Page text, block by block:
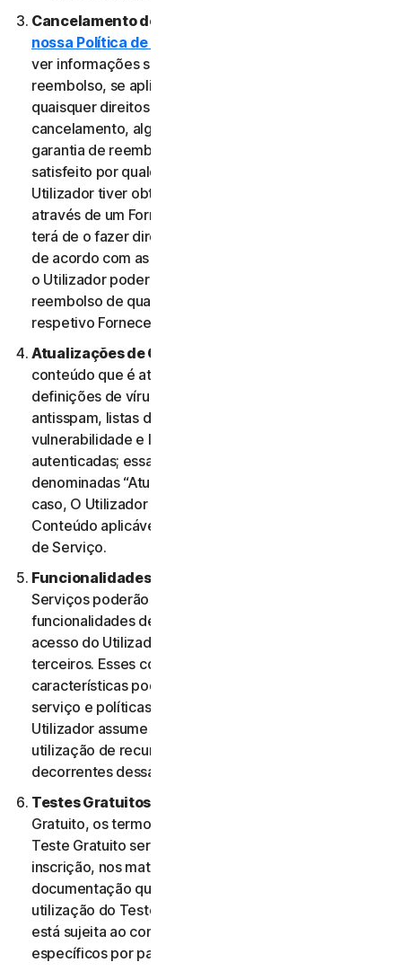
Cancelamento do Serviço.
nossa Política de Cancelamento e Reembolso
ver informações sobre o cancelamento e obter um
reembolso, se aplicável. Independentemente de
quaisquer direitos legais, como direitos de
cancelamento, alguns Serviços podem incluir uma
garantia de reembolso, caso o Utilizador não esteja
satisfeito por qualquer motivo. No entanto, se o
Utilizador tiver obtido o direito a utilizar o Serviço
através de um Fornecedor e pretender cancelá-lo,
terá de o fazer diretamente junto desse Fornecedor,
de acordo com as instruções do mesmo. Nesse caso,
o Utilizador poderá não ter direito a qualquer
reembolso de qualquer pagamento efetuado ao
respetivo Fornecedor.
Atualizações de Conteúdo.
conteúdo que é atualizado periodicamente, como
definições de vírus, definições de spyware, regras
antisspam, listas de URL, regras de firewall, dados de
vulnerabilidade e listas atualizadas de páginas Web
autenticadas; essas atualizações são coletivamente
denominadas “Atualizações de Conteúdo” Nesse
caso, O Utilizador terá acesso às Atualizações de
Conteúdo aplicáveis aos Serviços durante o Período
de Serviço.
Funcionalidades ou Conteúdos de Terceiros.
Serviços poderão incluir características e
funcionalidades de terceiros ou poderão permitir o
acesso do Utilizador a conteúdos de Web sites de
terceiros. Esses conteúdos, funcionalidades ou
características poderão estar sujeitos a termos de
serviço e políticas de privacidade de terceiros. O
Utilizador assume a sua total responsabilidade pela
utilização de recursos de terceiros e quaisquer riscos
decorrentes dessa utilização.
Testes Gratuitos.
Gratuito, os termos específicos aplicáveis ao seu
Teste Gratuito serão fornecidos no momento da
inscrição, nos materiais promocionais e/ou
documentação que descrevem o Teste Gratuito. A
utilização do Teste Gratuito por parte do Utilizador
está sujeita ao comprimento desses termos
específicos por parte do mesmo.